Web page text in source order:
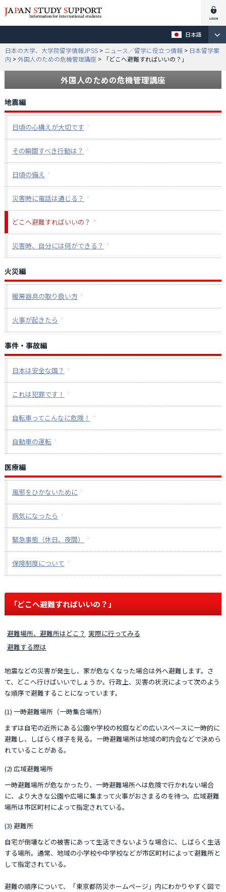
日本語
日本の大学、大学院留学情報JPSS > ニュース／留学に役立つ情報 > 日本留学案
内 >外国人のための危機管理講座 > 「どこへ避難すればいいの？」
外国人のための危機管理講座
地震編
日頃の心構えが大切です
その瞬間すべき行動は？
日頃の備え
災害時に電話は通じる？
どこへ避難すればいいの？
災害時、自分には何ができる？
火災編
暖房器具の取り扱い方
火事が起きたら
事件・事故編
日本は安全な国？
これは犯罪です！
自転車ってこんなに危険！
自動車の運転
医療編
風邪をひかないために
病気になったら
緊急事態（休日、夜間）
保険制度について
「どこへ避難すればいいの？」
避難場所、避難所はどこ？ 実際に行ってみる
避難する際は
地震などの災害が発生し、家が危なくなった場合は外へ避難します。さ
て、どこへ行けばいいでしょうか。行政上、災害の状況によって次のよう
な順序で避難することになっています。
(1) 一時避難場所（一時集合場所）
まずは自宅の近所にある公園や学校の校庭などの広いスペースに一時的に
避難し、しばらく様子を見る。一時避難場所は地域の町内会などで決めら
れていることがある。
(2) 広域避難場所
一時避難場所が危なかったり、一時避難場所へは危険で行かれない場合
に、より大きな公園や広場に集まって火事がおさまるのを待つ。広域避難
場所は市区町村によって指定されている。
(3) 避難所
自宅が倒壊などの被害にあって生活できないような場合に、しばらく生活
する場所。通常、地域の小学校や中学校などが市区町村によって避難所と
して指定されている。
避難の順序について、「東京都防災ホームページ」内にわかりやすく図で